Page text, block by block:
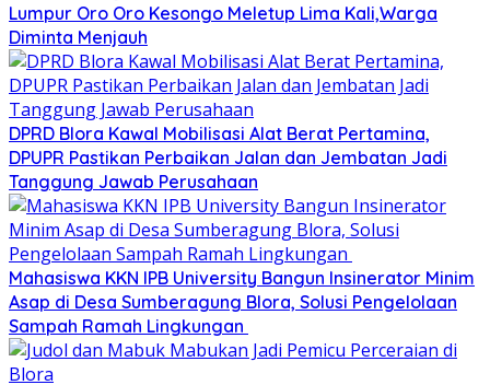
Lumpur Oro Oro Kesongo Meletup Lima Kali,Warga
Diminta Menjauh
DPRD Blora Kawal Mobilisasi Alat Berat Pertamina,
DPUPR Pastikan Perbaikan Jalan dan Jembatan Jadi
Tanggung Jawab Perusahaan
Mahasiswa KKN IPB University Bangun Insinerator Minim
Asap di Desa Sumberagung Blora, Solusi Pengelolaan
Sampah Ramah Lingkungan ‎